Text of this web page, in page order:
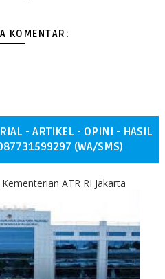
KOMENTAR:
- ARTIKEL - OPINI - HASIL
(WA/SMS)
ATR RI Jakarta